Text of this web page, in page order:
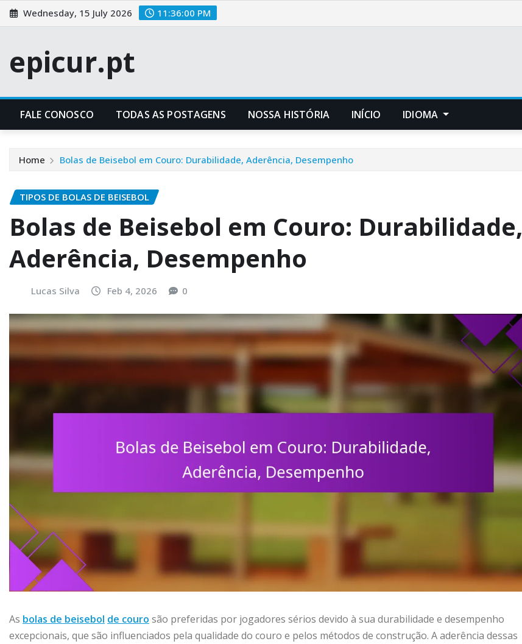
Skip
to
Wednesday, 15 July 2026 11:36:01 PM
epicur.pt
FALE CONOSCO TODAS AS POSTAGENS NOSSA HISTÓRIA INÍCIO IDIOMA
Home Bolas de Beisebol em Couro: Durabilidade, Aderência, Desempenho
TIPOS DE BOLAS DE BEISEBOL
Bolas de Beisebol em Couro: Durabilidade,
Aderência, Desempenho
Lucas Silva Feb 4, 2026 0
As bolas de beisebol de couro são preferidas por jogadores sérios devido à sua durabilidade e desempenho
excepcionais, que são influenciados pela qualidade do couro e pelos métodos de construção. A aderência dessas